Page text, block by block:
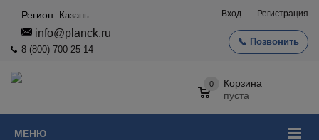
Регион: Казань
info@planck.ru
8 (800) 700 25 14
📞 Позвонить
Вход Регистрация
МЕНЮ
0
Корзина
пуста